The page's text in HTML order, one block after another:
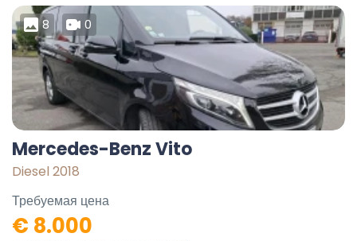
8 0
Mercedes-Benz Vito
Diesel 2018
Требуемая цена
€ 8.000